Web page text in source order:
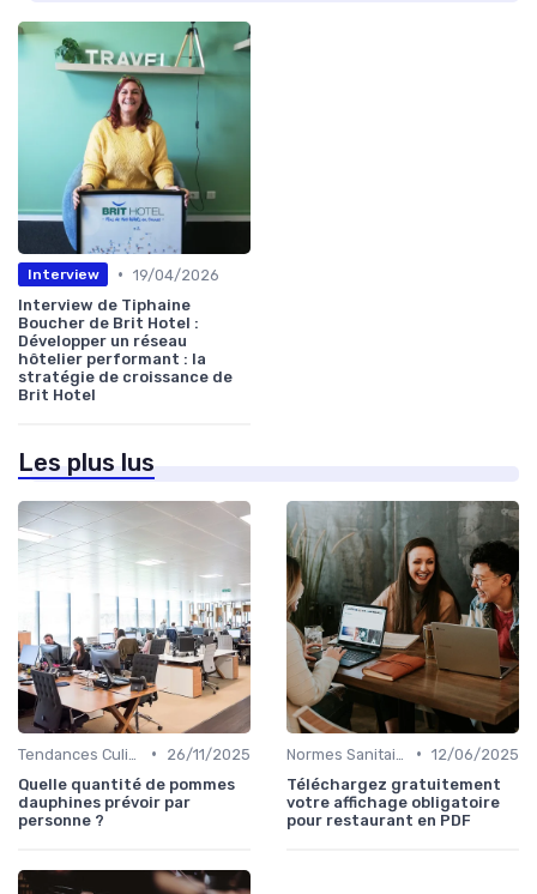
Interview • 19/04/2026
Interview de Tiphaine
Boucher de Brit Hotel :
Développer un réseau
hôtelier performant : la
stratégie de croissance de
Brit Hotel
Les plus lus
•
26/11/2025
Quelle quantité de pommes
dauphines prévoir par
personne ?
• 12/06/2025
Téléchargez gratuitement
votre affichage obligatoire
pour restaurant en PDF